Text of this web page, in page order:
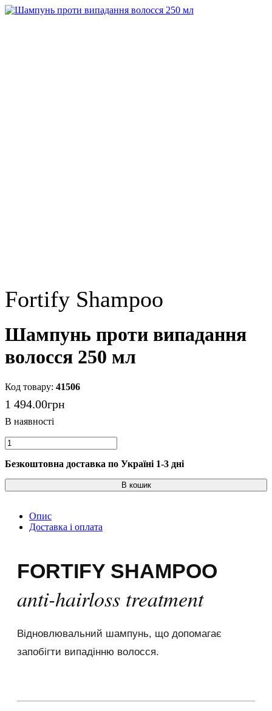
Fortify Shampoo
Шампунь проти випадання
волосся 250 мл
41506
1 494.00грн
Безкоштовна доставка по Україні 1-3 дні
В кошик
Опис
Доставка і оплата
FORTIFY SHAMPOO
anti-hairloss treatment
Відновлювальний шампунь, що допомагає
запобігти випадінню волосся.